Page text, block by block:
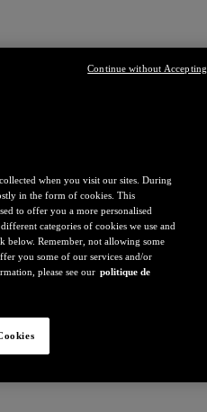
when you visit our sites. During
in the form of cookies. This
to offer you a more personalised
categories of cookies we use and
below. Remember, not allowing some
you some of our services and/or
please see our politique de
Continue without Accepting